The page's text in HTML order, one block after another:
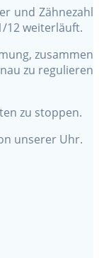
und Zähnezahl
12 weiterläuft.
zusammen
zu regulieren
zu stoppen.
unserer Uhr.